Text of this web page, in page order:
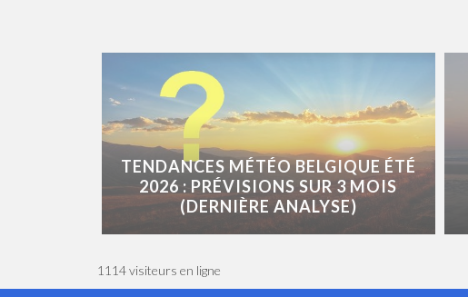
TENDANCES MÉTÉO BELGIQUE ÉTÉ
2026 : PRÉVISIONS SUR 3 MOIS
(DERNIÈRE ANALYSE)
1114 visiteurs en ligne